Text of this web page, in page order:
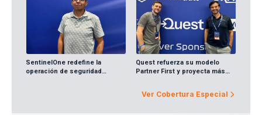
SentinelOne redefine la
operación de seguridad
Quest refuerza su modelo
Partner First y proyecta más
Ver Cobertura Especial